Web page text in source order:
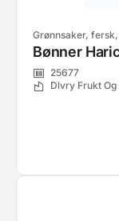
Grønnsaker,
Bønner
25677
Dlvry Frukt Og